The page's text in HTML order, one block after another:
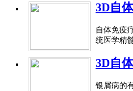
3D自
自体免疫
统医学精
3D自
银屑病的